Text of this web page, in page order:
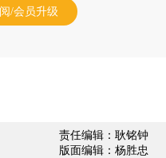
/会员升级
责任编辑：耿铭钟
版面编辑：杨胜忠